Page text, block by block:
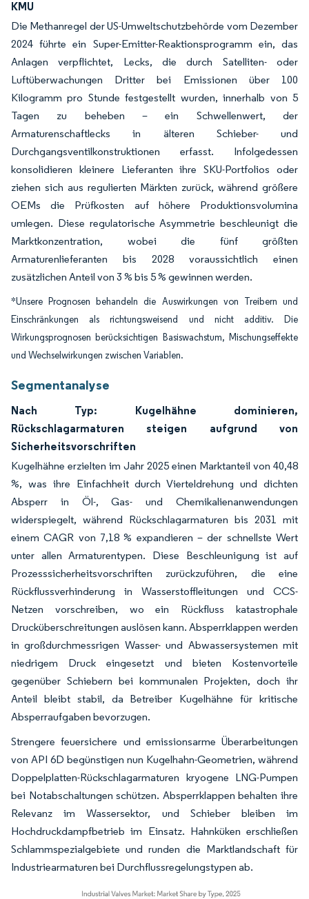
KMU
Die Methanregel der US-Umweltschutzbehörde vom Dezember
2024 führte ein Super-Emitter-Reaktionsprogramm ein, das
Anlagen verpflichtet, Lecks, die durch Satelliten- oder
Luftüberwachungen Dritter bei Emissionen über 100
Kilogramm pro Stunde festgestellt wurden, innerhalb von 5
Tagen zu beheben – ein Schwellenwert, der
Armaturenschaftlecks in älteren Schieber- und
Durchgangsventilkonstruktionen erfasst. Infolgedessen
konsolidieren kleinere Lieferanten ihre SKU-Portfolios oder
ziehen sich aus regulierten Märkten zurück, während größere
OEMs die Prüfkosten auf höhere Produktionsvolumina
umlegen. Diese regulatorische Asymmetrie beschleunigt die
Marktkonzentration, wobei die fünf größten
Armaturenlieferanten bis 2028 voraussichtlich einen
zusätzlichen Anteil von 3 % bis 5 % gewinnen werden.
*Unsere Prognosen behandeln die Auswirkungen von Treibern und
Einschränkungen als richtungsweisend und nicht additiv. Die
Wirkungsprognosen berücksichtigen Basiswachstum, Mischungseffekte
und Wechselwirkungen zwischen Variablen.
Segmentanalyse
Nach Typ: Kugelhähne dominieren,
Rückschlagarmaturen steigen aufgrund von
Sicherheitsvorschriften
Kugelhähne erzielten im Jahr 2025 einen Marktanteil von 40,48
%, was ihre Einfachheit durch Vierteldrehung und dichten
Absperr in Öl-, Gas- und Chemikalienanwendungen
widerspiegelt, während Rückschlagarmaturen bis 2031 mit
einem CAGR von 7,18 % expandieren – der schnellste Wert
unter allen Armaturentypen. Diese Beschleunigung ist auf
Prozesssicherheitsvorschriften zurückzuführen, die eine
Rückflussverhinderung in Wasserstoffleitungen und CCS-
Netzen vorschreiben, wo ein Rückfluss katastrophale
Drucküberschreitungen auslösen kann. Absperrklappen werden
in großdurchmessrigen Wasser- und Abwassersystemen mit
niedrigem Druck eingesetzt und bieten Kostenvorteile
gegenüber Schiebern bei kommunalen Projekten, doch ihr
Anteil bleibt stabil, da Betreiber Kugelhähne für kritische
Absperraufgaben bevorzugen.
Strengere feuersichere und emissionsarme Überarbeitungen
von API 6D begünstigen nun Kugelhahn-Geometrien, während
Doppelplatten-Rückschlagarmaturen kryogene LNG-Pumpen
bei Notabschaltungen schützen. Absperrklappen behalten ihre
Relevanz im Wassersektor, und Schieber bleiben im
Hochdruckdampfbetrieb im Einsatz. Hahnküken erschließen
Schlammspezialgebiete und runden die Marktlandschaft für
Industriearmaturen bei Durchflussregelungstypen ab.